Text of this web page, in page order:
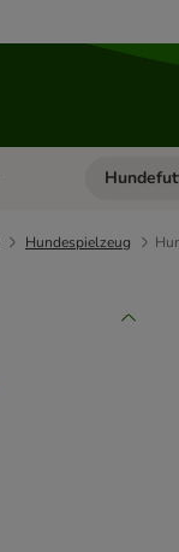
Kategorie-
Hundespielzeug